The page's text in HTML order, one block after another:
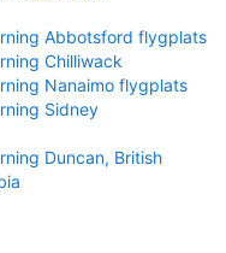
Abbotsford flygplats
Chilliwack
Nanaimo flygplats
Sidney
Duncan, British